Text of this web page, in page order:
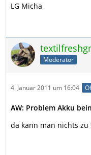
LG Micha
Moderator
4. Januar 2011 um 16:04
AW: Problem Akku
da kann man nichts zu